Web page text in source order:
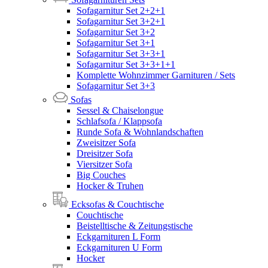
Sofagarnitur Set 2+2+1
Sofagarnitur Set 3+2+1
Sofagarnitur Set 3+2
Sofagarnitur Set 3+1
Sofagarnitur Set 3+3+1
Sofagarnitur Set 3+3+1+1
Komplette Wohnzimmer Garnituren / Sets
Sofagarnitur Set 3+3
Sofas
Sessel & Chaiselongue
Schlafsofa / Klappsofa
Runde Sofa & Wohnlandschaften
Zweisitzer Sofa
Dreisitzer Sofa
Viersitzer Sofa
Big Couches
Hocker & Truhen
Ecksofas & Couchtische
Couchtische
Beistelltische & Zeitungstische
Eckgarnituren L Form
Eckgarnituren U Form
Hocker